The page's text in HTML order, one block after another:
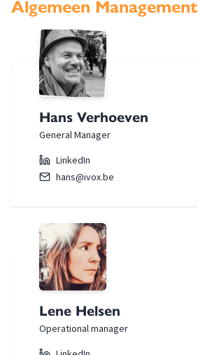
Algemeen Management
Hans Verhoeven
General Manager
LinkedIn
hans@ivox.be
Lene Helsen
Operational manager